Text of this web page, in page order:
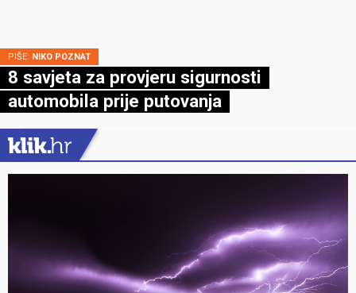
PIŠE: NIKO POZNAT
8 savjeta za provjeru sigurnosti
automobila prije putovanja